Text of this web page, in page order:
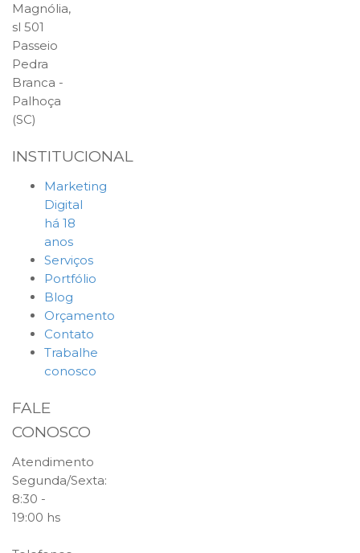
Magnólia,
sl 501
Passeio
Pedra
Branca -
Palhoça
(SC)
INSTITUCIONAL
Marketing
Digital
há 18
anos
Serviços
Portfólio
Blog
Orçamento
Contato
Trabalhe
conosco
FALE
CONOSCO
Atendimento
Segunda/Sexta:
8:30 -
19:00 hs